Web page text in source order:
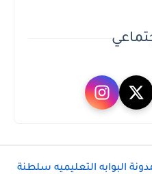
البوابه التعليميه سلطنة